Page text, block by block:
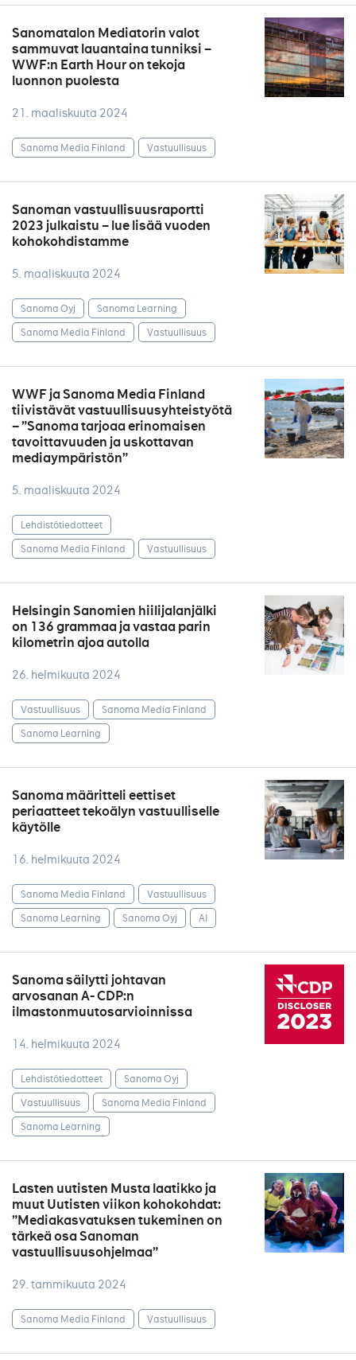
Sanomatalon Mediatorin valot
sammuvat lauantaina tunniksi –
WWF:n Earth Hour on tekoja
luonnon puolesta
21. maaliskuuta 2024
Sanoma Media Finland Vastuullisuus
Sanoman vastuullisuusraportti
2023 julkaistu – lue lisää vuoden
kohokohdistamme
5. maaliskuuta 2024
Sanoma Oyj
Sanoma Learning
Sanoma Media Finland
Vastuullisuus
WWF ja Sanoma Media Finland
tiivistävät vastuullisuusyhteistyötä
– ”Sanoma tarjoaa erinomaisen
tavoittavuuden ja uskottavan
mediaympäristön”
5. maaliskuuta 2024
Lehdistötiedotteet
Sanoma Media Finland
Vastuullisuus
Helsingin Sanomien hiilijalanjälki
on 136 grammaa ja vastaa parin
kilometrin ajoa autolla
26. helmikuuta 2024
Vastuullisuus
Sanoma Media Finland
Sanoma Learning
Sanoma määritteli eettiset
periaatteet tekoälyn vastuulliselle
käytölle
16. helmikuuta 2024
Sanoma Media Finland
Vastuullisuus
Sanoma Learning
Sanoma Oyj AI
Sanoma säilytti johtavan
arvosanan A- CDP:n
ilmastonmuutosarvioinnissa
14. helmikuuta 2024
Lehdistötiedotteet
Sanoma Oyj
Vastuullisuus
Sanoma Media Finland
Sanoma Learning
Lasten uutisten Musta laatikko ja
muut Uutisten viikon kohokohdat:
”Mediakasvatuksen tukeminen on
tärkeä osa Sanoman
vastuullisuusohjelmaa”
29. tammikuuta 2024
Sanoma Media Finland Vastuullisuus